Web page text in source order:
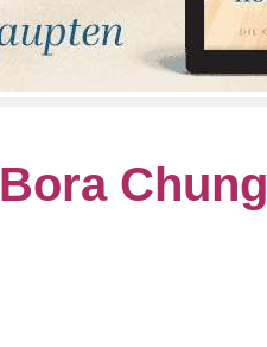
Bora Chung